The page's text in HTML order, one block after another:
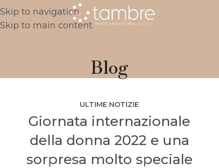
Skip to navigation
Skip to main content
Blog
ULTIME NOTIZIE
Giornata internazionale
della donna 2022 e una
sorpresa molto speciale